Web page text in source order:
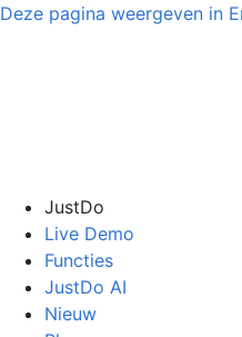
Deze pagina weergeven in
JustDo
Live Demo
Functies
JustDo AI
Nieuw